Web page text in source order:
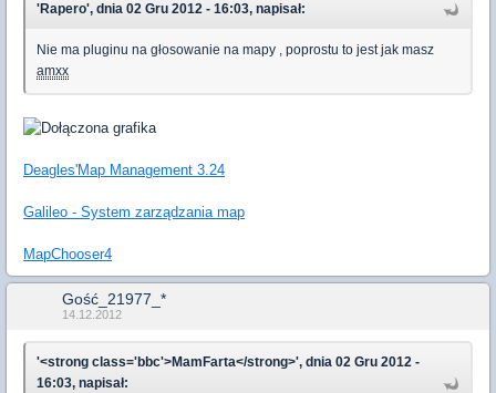
'Rapero', dnia 02 Gru 2012 - 16:03, napisał:
Nie ma pluginu na głosowanie na mapy , poprostu to jest jak masz
amxx
Deagles'Map Management 3.24
Galileo - System zarządzania map
MapChooser4
Gość_21977_*
14.12.2012
'<strong class='bbc'>MamFarta</strong>', dnia 02 Gru 2012 -
16:03, napisał: